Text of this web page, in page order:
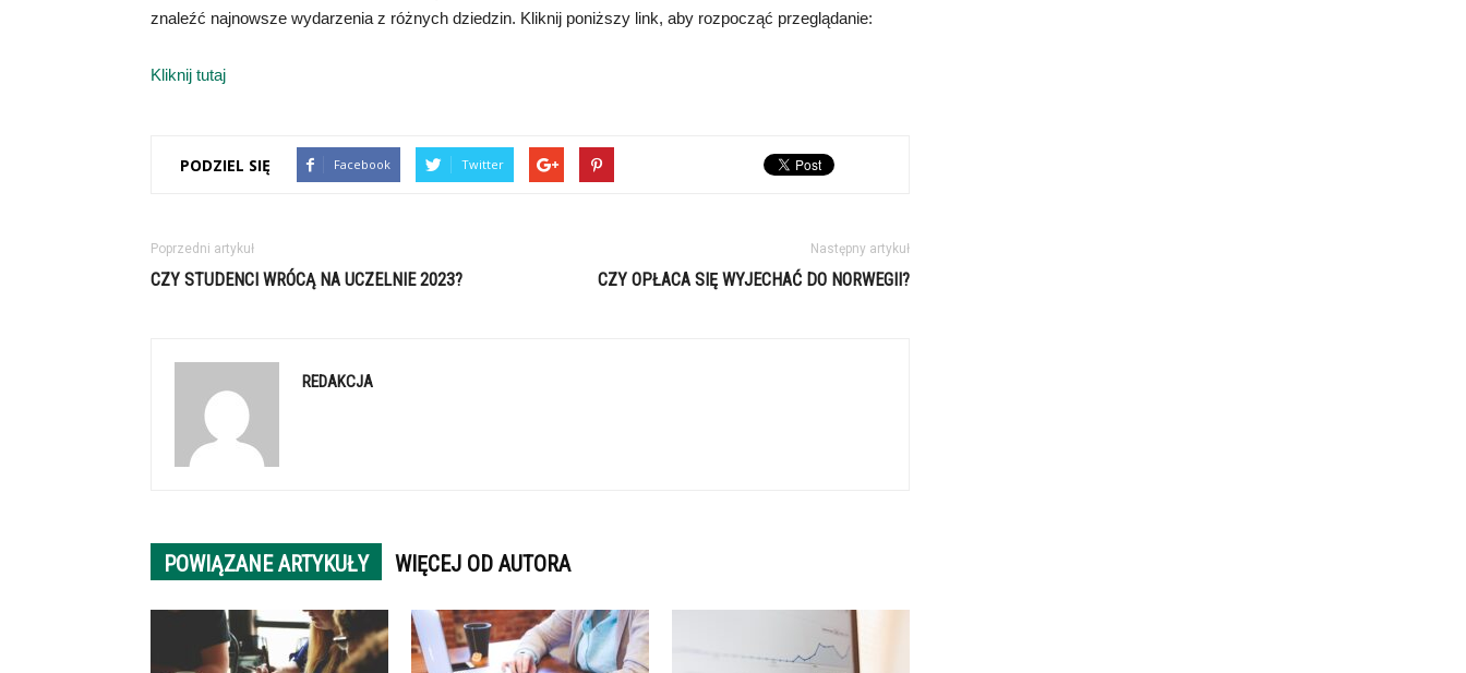
znaleźć najnowsze wydarzenia z różnych dziedzin. Kliknij poniższy link, aby rozpocząć przeglądanie:
Kliknij tutaj
PODZIEL SIĘ Facebook Twitter
Poprzedni artykuł
CZY STUDENCI WRÓCĄ NA UCZELNIE 2023?
Następny artykuł
CZY OPŁACA SIĘ WYJECHAĆ DO NORWEGII?
REDAKCJA
POWIĄZANE ARTYKUŁY WIĘCEJ OD AUTORA